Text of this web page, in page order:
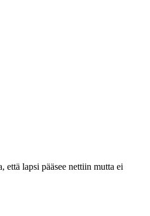
lapsi pääsee nettiin mutta ei